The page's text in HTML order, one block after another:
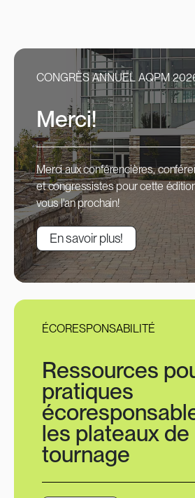
CONGRÈS ANNUEL AQPM
Merci!
Merci aux conférencières,
et congressistes pour cette
vous l'an prochain!
En savoir plus!
ÉCORESPONSABILITÉ
Ressources
pratiques
les plateaux de
tournage